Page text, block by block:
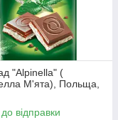
"Alpinella" (
М'ята), Польща,
відправки